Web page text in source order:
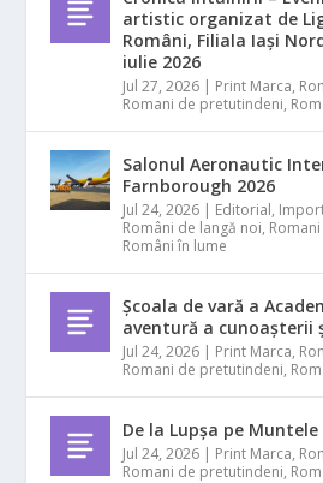
artistic organizat de
Români, Filiala Iași
iulie 2026
Jul 27, 2026 | Print Marca,
Romani de pretutindeni,
Salonul Aeronautic
Farnborough 2026
Jul 24, 2026 | Editorial,
Români de langă noi,
Români în lume
Școala de vară a
aventură a cunoașterii
Jul 24, 2026 | Print Marca,
Romani de pretutindeni,
De la Lupșa pe
Jul 24, 2026 | Print Marca,
Romani de pretutindeni,